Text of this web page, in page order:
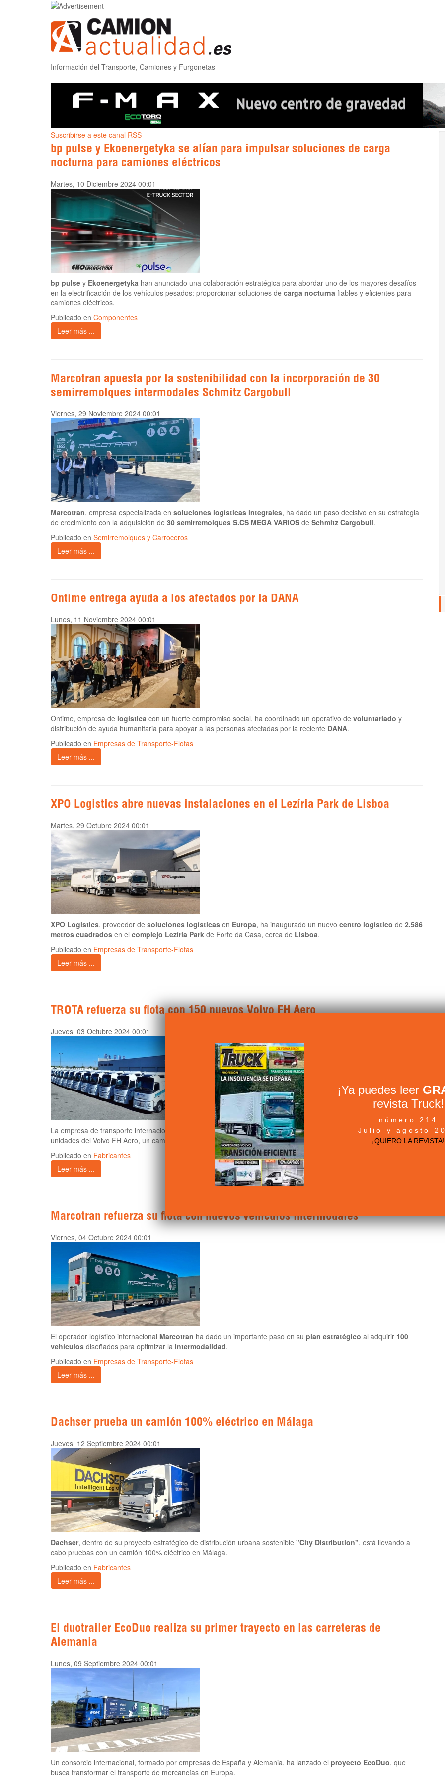
Información del Transporte, Camiones y Furgonetas
Suscribirse a este canal RSS
bp pulse y Ekoenergetyka se alían para impulsar soluciones de carga
nocturna para camiones eléctricos
Martes, 10 Diciembre 2024 00:01
bp pulse y Ekoenergetyka han anunciado una colaboración estratégica para abordar uno de los mayores desafíos
en la electrificación de los vehículos pesados: proporcionar soluciones de carga nocturna fiables y eficientes para
camiones eléctricos.
Publicado en Componentes
Leer más ...
Marcotran apuesta por la sostenibilidad con la incorporación de 30
semirremolques intermodales Schmitz Cargobull
Viernes, 29 Noviembre 2024 00:01
Marcotran, empresa especializada en soluciones logísticas integrales, ha dado un paso decisivo en su estrategia
de crecimiento con la adquisición de 30 semirremolques S.CS MEGA VARIOS de Schmitz Cargobull.
Publicado en Semirremolques y Carroceros
Leer más ...
Ontime entrega ayuda a los afectados por la DANA
Lunes, 11 Noviembre 2024 00:01
Ontime, empresa de logística con un fuerte compromiso social, ha coordinado un operativo de voluntariado y
distribución de ayuda humanitaria para apoyar a las personas afectadas por la reciente DANA.
Publicado en Empresas de Transporte-Flotas
Leer más ...
XPO Logistics abre nuevas instalaciones en el Lezíria Park de Lisboa
Martes, 29 Octubre 2024 00:01
XPO Logistics, proveedor de soluciones logísticas en Europa, ha inaugurado un nuevo centro logístico de 2.586
metros cuadrados en el complejo Lezíria Park de Forte da Casa, cerca de Lisboa.
Publicado en Empresas de Transporte-Flotas
Leer más ...
TROTA refuerza su flota con 150 nuevos Volvo FH Aero
Jueves, 03 Octubre 2024 00:01
La empresa de transporte internacional TROTA ha anunciado la expansión de su flota con la incorporación de 150
unidades del Volvo FH Aero, un camión diseñado para mejorar la eficiencia y reducir el consumo de combustible.
Publicado en Fabricantes
Leer más ...
Marcotran refuerza su flota con nuevos vehículos intermodales
Viernes, 04 Octubre 2024 00:01
El operador logístico internacional Marcotran ha dado un importante paso en su plan estratégico al adquirir 100
vehículos diseñados para optimizar la intermodalidad.
Publicado en Empresas de Transporte-Flotas
Leer más ...
Dachser prueba un camión 100% eléctrico en Málaga
Jueves, 12 Septiembre 2024 00:01
Dachser, dentro de su proyecto estratégico de distribución urbana sostenible "City Distribution", está llevando a
cabo pruebas con un camión 100% eléctrico en Málaga.
Publicado en Fabricantes
Leer más ...
El duotrailer EcoDuo realiza su primer trayecto en las carreteras de
Alemania
Lunes, 09 Septiembre 2024 00:01
Un consorcio internacional, formado por empresas de España y Alemania, ha lanzado el proyecto EcoDuo, que
busca transformar el transporte de mercancías en Europa.
¡Ya puedes leer
revista Truck!
número 214
Julio y agosto
¡QUIERO LA REVISTA!